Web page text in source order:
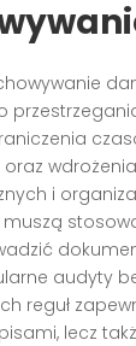
i
audyty
reguł
lecz